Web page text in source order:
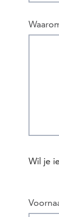
Wil je